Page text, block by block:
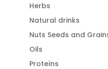
Herbs
Natural drinks
Nuts Seeds and
Oils
Proteïns